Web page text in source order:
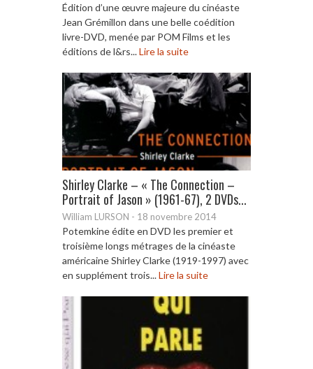
Édition d’une œuvre majeure du cinéaste
Jean Grémillon dans une belle coédition
livre-DVD, menée par POM Films et les
éditions de l&rs...Lire la suite
Shirley Clarke – « The Connection –
Portrait of Jason » (1961-67), 2 DVDs...
William LURSON - 18 novembre 2014
Potemkine édite en DVD les premier et
troisième longs métrages de la cinéaste
américaine Shirley Clarke (1919-1997) avec
en supplément trois...Lire la suite